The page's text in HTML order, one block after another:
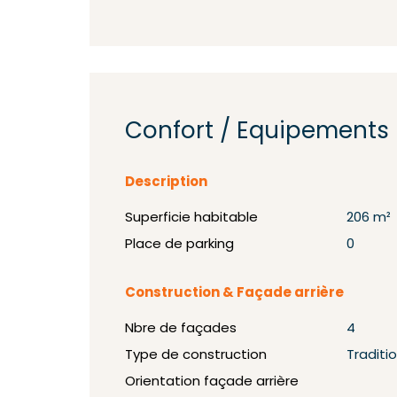
Confort / Equipements
Description
Superficie habitable
206 m²
Place de parking
0
Construction & Façade arrière
Nbre de façades
4
Type de construction
Orientation façade arrière